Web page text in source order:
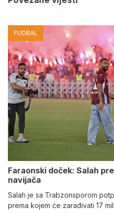
FUDBAL
Faraonski doček: Salah
navijača
Salah je sa Trabzonsporom
prema kojem će zarađivati 17